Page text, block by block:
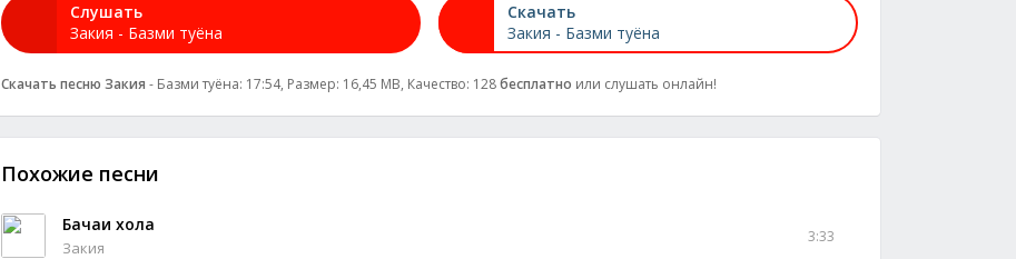
Слушать
Закия - Базми туёна
Скачать
Закия - Базми туёна
Скачать песню Закия - Базми туёна: 17:54, Размер: 16,45 MB, Качество: 128бесплатно или слушать онлайн!
Похожие песни
Бачаи хола
Закия
3:33